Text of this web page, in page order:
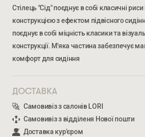
Стілець "Сід" поєднує в собі класичні
конструкцією з ефектом підвісного
поєднує в собі міцність класики та
конструкції. М'яка частина забезпечує
комфорт для сидіння
ДОСТАВКА
Самовивіз з салонів LORI
Самовивіз з відділеня Нової пошти
Доставка кур'єром
Ми відкриті для співпраці з компаніями,
облаштуванням житлової та комерційної
НОМЕР ТЕЛЕФОНУ *